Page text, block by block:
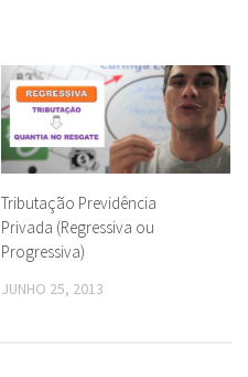
Tributação Previdência
Privada (Regressiva ou
Progressiva)
JUNHO 25, 2013